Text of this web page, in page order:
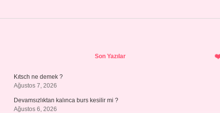
Son Yazılar
Kıtsch ne demek ?
Ağustos 7, 2026
Devamsızlıktan kalınca burs kesilir mi ?
Ağustos 6, 2026